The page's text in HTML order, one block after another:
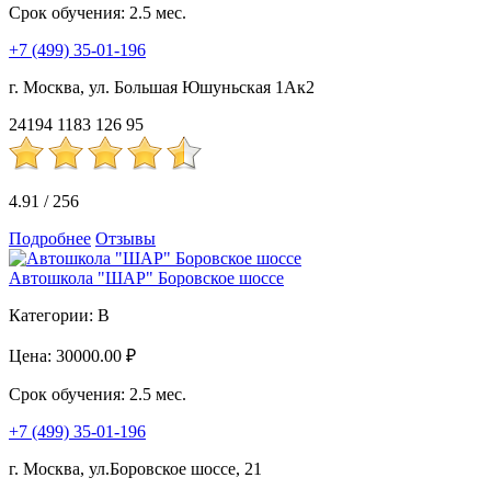
Срок обучения: 2.5 мес.
+7 (499) 35-01-196
г. Москва, ул. Большая Юшуньская 1Ак2
24194 1183 126 95
4.91 / 256
Подробнее Отзывы
Автошкола "ШАР" Боровское шоссе
Категории: B
Цена: 30000.00 ₽
Срок обучения: 2.5 мес.
+7 (499) 35-01-196
г. Москва, ул.Боровское шоссе, 21